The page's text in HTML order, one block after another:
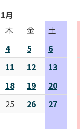
月
木 金
土
4 5
6
11 12
13
18 19
20
25 26
27